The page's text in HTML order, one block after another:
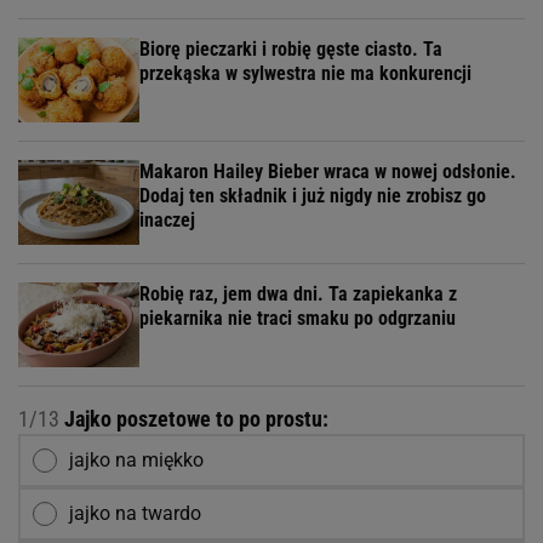
Biorę pieczarki i robię gęste ciasto. Ta
przekąska w sylwestra nie ma konkurencji
Makaron Hailey Bieber wraca w nowej odsłonie.
Dodaj ten składnik i już nigdy nie zrobisz go
inaczej
Robię raz, jem dwa dni. Ta zapiekanka z
piekarnika nie traci smaku po odgrzaniu
1/13 Jajko poszetowe to po prostu:
jajko na miękko
jajko na twardo